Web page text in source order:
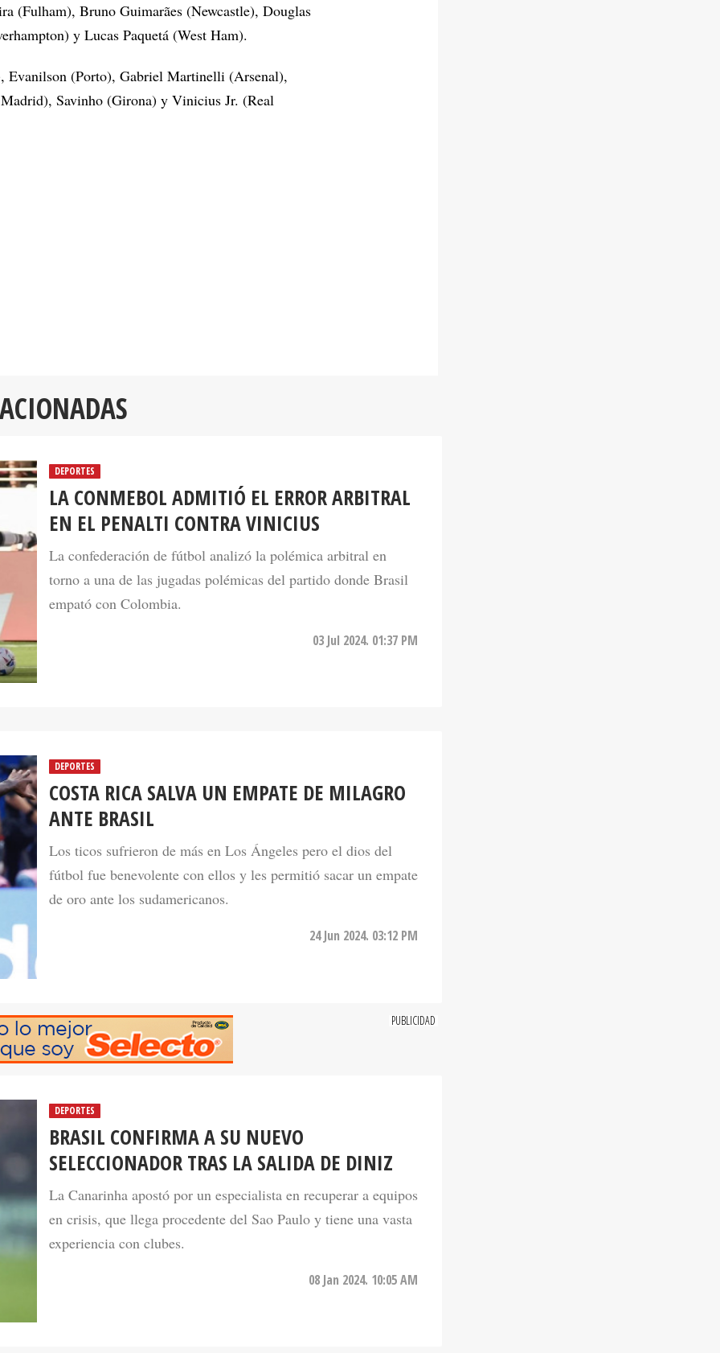
(Fulham), Bruno Guimarães (Newcastle), Douglas
y Lucas Paquetá (West Ham).
Evanilson (Porto), Gabriel Martinelli (Arsenal),
Savinho (Girona) y Vinicius Jr. (Real
DEPORTES
LA CONMEBOL ADMITIÓ EL ERROR ARBITRAL
EN EL PENALTI CONTRA VINICIUS
La confederación de fútbol analizó la polémica arbitral en
torno a una de las jugadas polémicas del partido donde Brasil
empató con Colombia.
03 Jul 2024. 01:37 PM
DEPORTES
COSTA RICA SALVA UN EMPATE DE MILAGRO
ANTE BRASIL
Los ticos sufrieron de más en Los Ángeles pero el dios del
fútbol fue benevolente con ellos y les permitió sacar un empate
de oro ante los sudamericanos.
24 Jun 2024. 03:12 PM
BRASIL CONFIRMA A SU NUEVO
SELECCIONADOR TRAS LA SALIDA DE DINIZ
La Canarinha apostó por un especialista en recuperar a equipos
en crisis, que llega procedente del Sao Paulo y tiene una vasta
experiencia con clubes.